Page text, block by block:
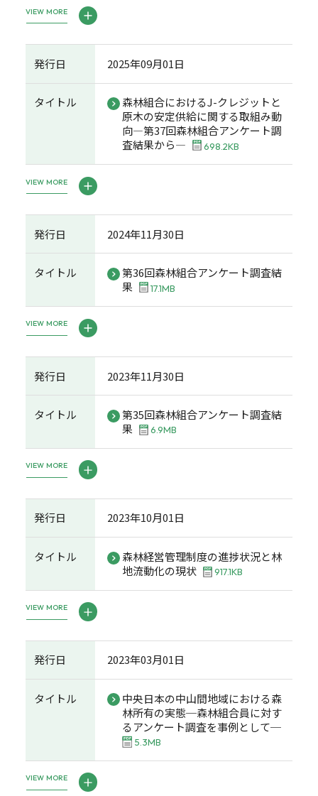
VIEW MORE
発行日 2025年09月01日
タイトル
森林組合におけるJ-クレジットと
原木の安定供給に関する取組み動
向―第37回森林組合アンケート調
査結果から―
698.2KB
VIEW MORE
発行日 2024年11月30日
タイトル
第36回森林組合アンケート調査結
果
17.1MB
VIEW MORE
発行日 2023年11月30日
タイトル
第35回森林組合アンケート調査結
果
6.9MB
VIEW MORE
発行日 2023年10月01日
タイトル
森林経営管理制度の進捗状況と林
地流動化の現状
917.1KB
VIEW MORE
発行日 2023年03月01日
タイトル
中央日本の中山間地域における森
林所有の実態─森林組合員に対す
るアンケート調査を事例として─
5.3MB
VIEW MORE